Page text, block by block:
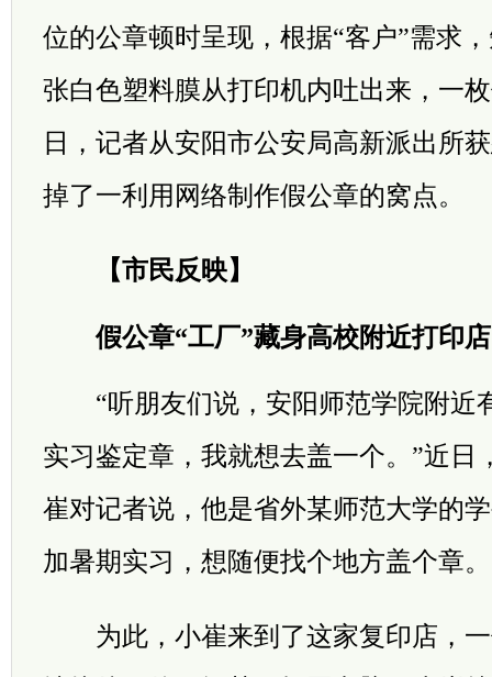
位的公章顿时呈现，根据“客户”需求
张白色塑料膜从打印机内吐出来，一
日，记者从安阳市公安局高新派出所
掉了一利用网络制作假公章的窝点。
【市民反映】
假公章“工厂”藏身高校附近打印店
“听朋友们说，安阳师范学院附近
实习鉴定章，我就想去盖一个。”近日
崔对记者说，他是省外某师范大学的
加暑期实习，想随便找个地方盖个章。
为此，小崔来到了这家复印店，一